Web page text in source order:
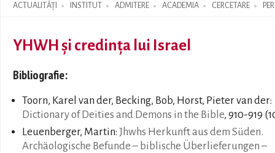
ACTUALITĂȚI INSTITUT ADMITERE ACADEMIA CERCETARE
Search form
YHWH și credința lui Israel
Bibliografie:
Toorn, Karel van der, Becking, Bob, Horst, Pieter van der:
Dictionary of Deities and Demons in the Bible, 910-919
Leuenberger, Martin: Jhwhs Herkunft aus dem Süden.
Archäologische Befunde – biblische Überlieferungen –